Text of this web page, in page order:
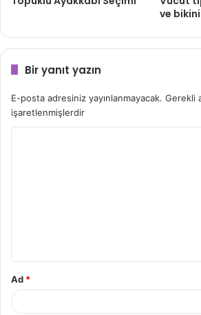
ve
Bir yanıt yazın
E-posta adresiniz yayınlanmayacak. Gerekli
işaretlenmişlerdir
Ad *